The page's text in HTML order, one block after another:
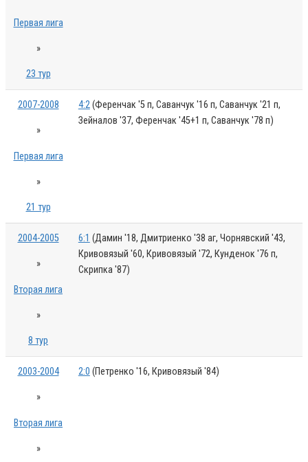
Первая лига
»
23 тур
2007-2008
»
Первая лига
»
21 тур
4:2(Ференчак '5 п, Саванчук '16 п, Саванчук '21 п,
Зейналов '37, Ференчак '45+1 п, Саванчук '78 п)
2004-2005
»
Вторая лига
»
8 тур
6:1 (Дамин '18, Дмитриенко '38 аг, Чорнявский '43,
Кривовязый '60, Кривовязый '72, Кунденок '76 п,
Скрипка '87)
2003-2004
»
Вторая лига
»
2:0 (Петренко '16, Кривовязый '84)